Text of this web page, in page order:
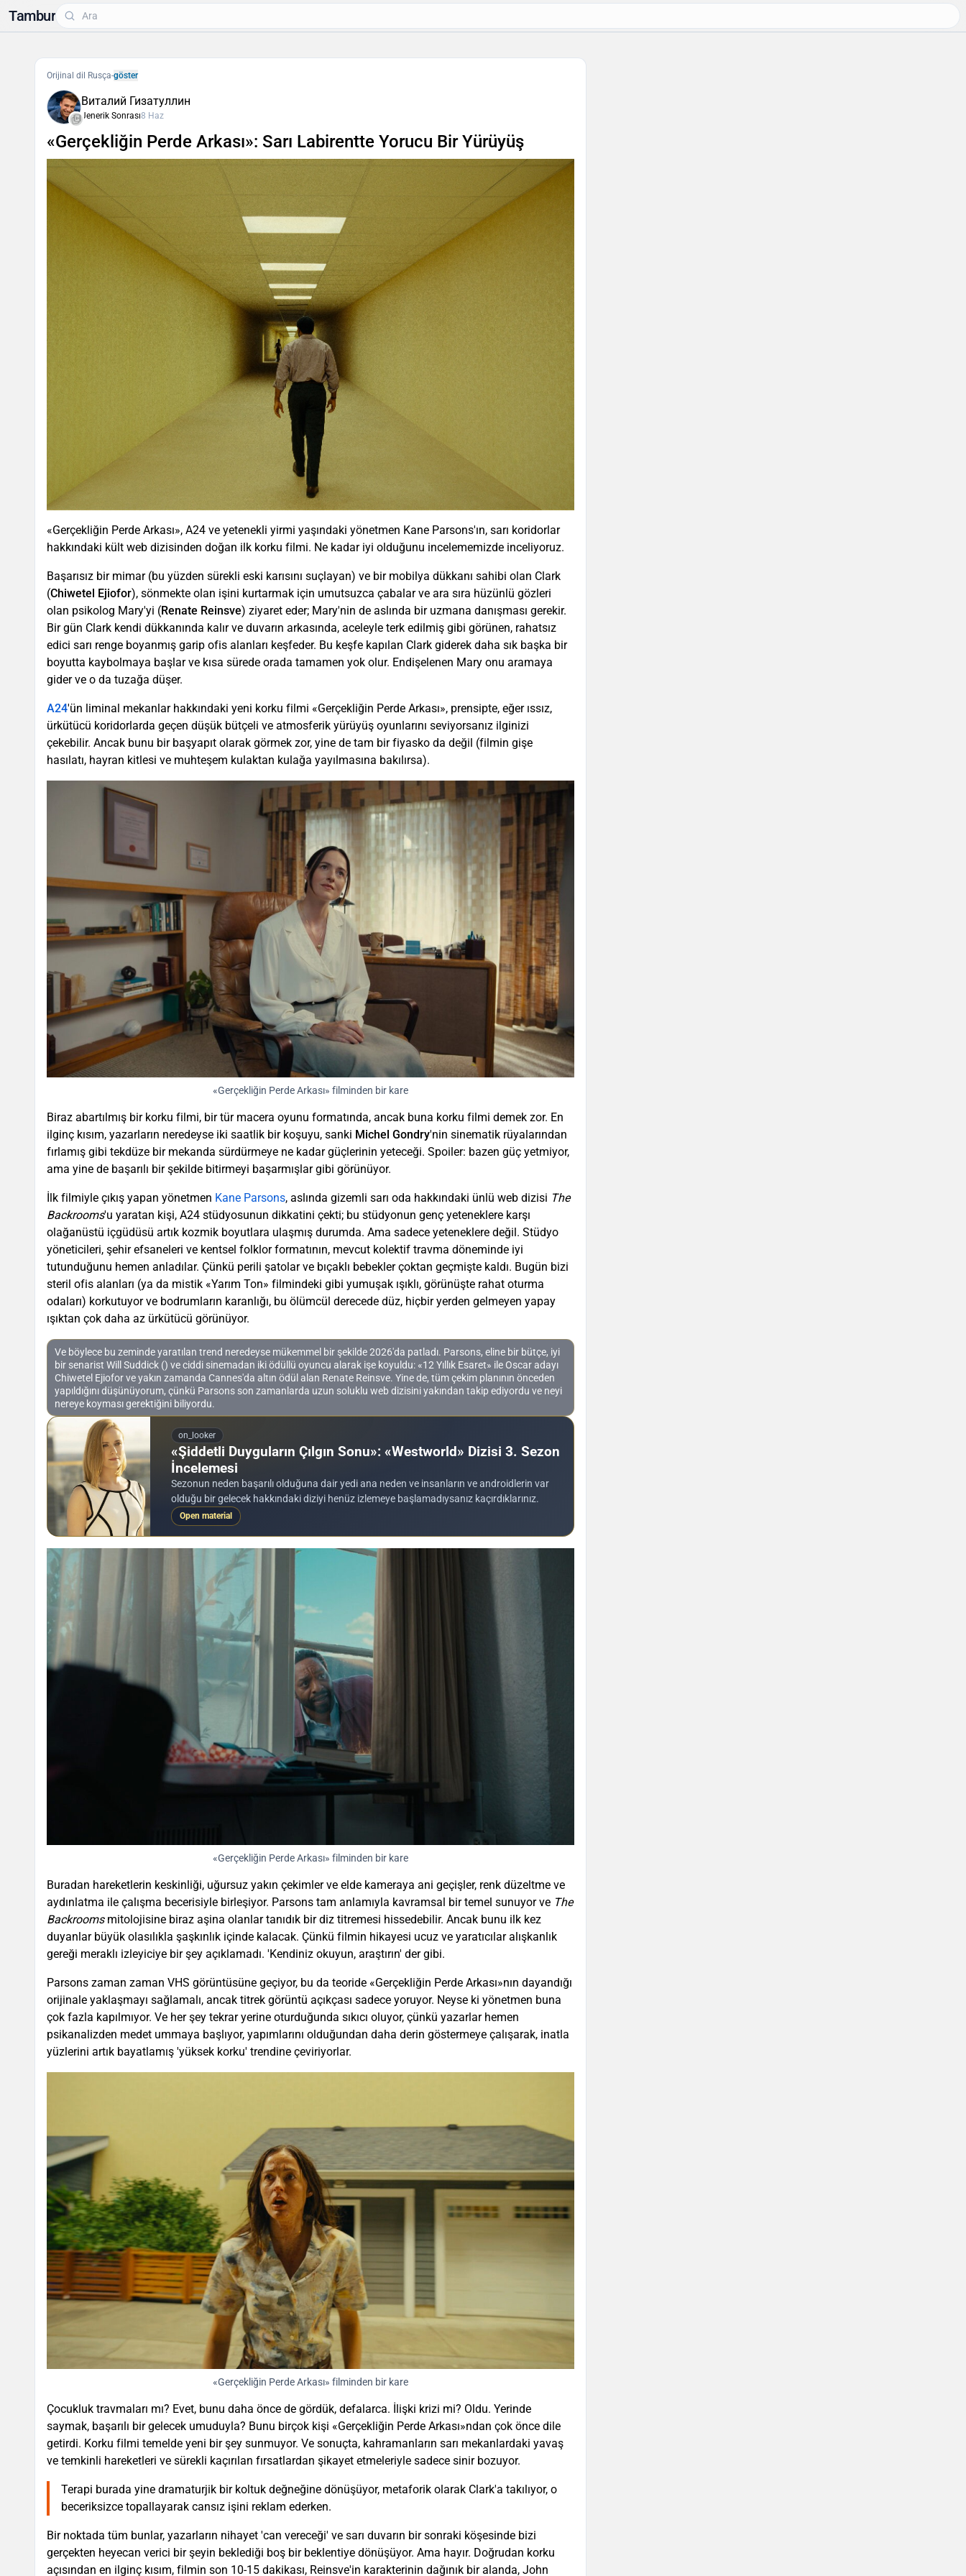
Tambur
Orijinal dil Rusça-göster
Виталий Гизатуллин
Jenerik Sonrası8 Haz
«Gerçekliğin Perde Arkası»: Sarı Labirentte Yorucu Bir Yürüyüş
«Gerçekliğin Perde Arkası», A24 ve yetenekli yirmi yaşındaki yönetmen Kane Parsons'ın, sarı koridorlar
hakkındaki kült web dizisinden doğan ilk korku filmi. Ne kadar iyi olduğunu incelememizde inceliyoruz.
Başarısız bir mimar (bu yüzden sürekli eski karısını suçlayan) ve bir mobilya dükkanı sahibi olan Clark
(Chiwetel Ejiofor), sönmekte olan işini kurtarmak için umutsuzca çabalar ve ara sıra hüzünlü gözleri
olan psikolog Mary'yi (Renate Reinsve) ziyaret eder; Mary'nin de aslında bir uzmana danışması gerekir.
Bir gün Clark kendi dükkanında kalır ve duvarın arkasında, aceleyle terk edilmiş gibi görünen, rahatsız
edici sarı renge boyanmış garip ofis alanları keşfeder. Bu keşfe kapılan Clark giderek daha sık başka bir
boyutta kaybolmaya başlar ve kısa sürede orada tamamen yok olur. Endişelenen Mary onu aramaya
gider ve o da tuzağa düşer.
A24'ün liminal mekanlar hakkındaki yeni korku filmi «Gerçekliğin Perde Arkası», prensipte, eğer ıssız,
ürkütücü koridorlarda geçen düşük bütçeli ve atmosferik yürüyüş oyunlarını seviyorsanız ilginizi
çekebilir. Ancak bunu bir başyapıt olarak görmek zor, yine de tam bir fiyasko da değil (filmin gişe
hasılatı, hayran kitlesi ve muhteşem kulaktan kulağa yayılmasına bakılırsa).
«Gerçekliğin Perde Arkası» filminden bir kare
Biraz abartılmış bir korku filmi, bir tür macera oyunu formatında, ancak buna korku filmi demek zor. En
ilginç kısım, yazarların neredeyse iki saatlik bir koşuyu, sanki Michel Gondry'nin sinematik rüyalarından
fırlamış gibi tekdüze bir mekanda sürdürmeye ne kadar güçlerinin yeteceği. Spoiler: bazen güç yetmiyor,
ama yine de başarılı bir şekilde bitirmeyi başarmışlar gibi görünüyor.
İlk filmiyle çıkış yapan yönetmen Kane Parsons, aslında gizemli sarı oda hakkındaki ünlü web dizisi The
Backrooms'u yaratan kişi, A24 stüdyosunun dikkatini çekti; bu stüdyonun genç yeteneklere karşı
olağanüstü içgüdüsü artık kozmik boyutlara ulaşmış durumda. Ama sadece yeteneklere değil. Stüdyo
yöneticileri, şehir efsaneleri ve kentsel folklor formatının, mevcut kolektif travma döneminde iyi
tutunduğunu hemen anladılar. Çünkü perili şatolar ve bıçaklı bebekler çoktan geçmişte kaldı. Bugün bizi
steril ofis alanları (ya da mistik «Yarım Ton» filmindeki gibi yumuşak ışıklı, görünüşte rahat oturma
odaları) korkutuyor ve bodrumların karanlığı, bu ölümcül derecede düz, hiçbir yerden gelmeyen yapay
ışıktan çok daha az ürkütücü görünüyor.
Ve böylece bu zeminde yaratılan trend neredeyse mükemmel bir şekilde 2026'da patladı. Parsons, eline bir bütçe, iyi
bir senarist Will Suddick () ve ciddi sinemadan iki ödüllü oyuncu alarak işe koyuldu: «12 Yıllık Esaret» ile Oscar adayı
Chiwetel Ejiofor ve yakın zamanda Cannes'da altın ödül alan Renate Reinsve. Yine de, tüm çekim planının önceden
yapıldığını düşünüyorum, çünkü Parsons son zamanlarda uzun soluklu web dizisini yakından takip ediyordu ve neyi
nereye koyması gerektiğini biliyordu.
on_looker
«Şiddetli Duyguların Çılgın Sonu»: «Westworld» Dizisi 3. Sezon
İncelemesi
Sezonun neden başarılı olduğuna dair yedi ana neden ve insanların ve androidlerin var
olduğu bir gelecek hakkındaki diziyi henüz izlemeye başlamadıysanız kaçırdıklarınız.
Open material
«Gerçekliğin Perde Arkası» filminden bir kare
Buradan hareketlerin keskinliği, uğursuz yakın çekimler ve elde kameraya ani geçişler, renk düzeltme ve
aydınlatma ile çalışma becerisiyle birleşiyor. Parsons tam anlamıyla kavramsal bir temel sunuyor ve The
Backroomsmitolojisine biraz aşina olanlar tanıdık bir diz titremesi hissedebilir. Ancak bunu ilk kez
duyanlar büyük olasılıkla şaşkınlık içinde kalacak. Çünkü filmin hikayesi ucuz ve yaratıcılar alışkanlık
gereği meraklı izleyiciye bir şey açıklamadı. 'Kendiniz okuyun, araştırın' der gibi.
Parsons zaman zaman VHS görüntüsüne geçiyor, bu da teoride «Gerçekliğin Perde Arkası»nın dayandığı
orijinale yaklaşmayı sağlamalı, ancak titrek görüntü açıkçası sadece yoruyor. Neyse ki yönetmen buna
çok fazla kapılmıyor. Ve her şey tekrar yerine oturduğunda sıkıcı oluyor, çünkü yazarlar hemen
psikanalizden medet ummaya başlıyor, yapımlarını olduğundan daha derin göstermeye çalışarak, inatla
yüzlerini artık bayatlamış 'yüksek korku' trendine çeviriyorlar.
«Gerçekliğin Perde Arkası» filminden bir kare
Çocukluk travmaları mı? Evet, bunu daha önce de gördük, defalarca. İlişki krizi mi? Oldu. Yerinde
saymak, başarılı bir gelecek umuduyla? Bunu birçok kişi «Gerçekliğin Perde Arkası»ndan çok önce dile
getirdi. Korku filmi temelde yeni bir şey sunmuyor. Ve sonuçta, kahramanların sarı mekanlardaki yavaş
ve temkinli hareketleri ve sürekli kaçırılan fırsatlardan şikayet etmeleriyle sadece sinir bozuyor.
Terapi burada yine dramaturjik bir koltuk değneğine dönüşüyor, metaforik olarak Clark'a takılıyor, o
beceriksizce topallayarak cansız işini reklam ederken.
Bir noktada tüm bunlar, yazarların nihayet 'can vereceği' ve sarı duvarın bir sonraki köşesinde bizi
gerçekten heyecan verici bir şeyin beklediği boş bir beklentiye dönüşüyor. Ama hayır. Doğrudan korku
açısından en ilginç kısım, filmin son 10-15 dakikası, Reinsve'in karakterinin dağınık bir alanda, John